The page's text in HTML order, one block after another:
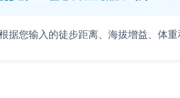
据您输入的徒步距离、海拔增益、体